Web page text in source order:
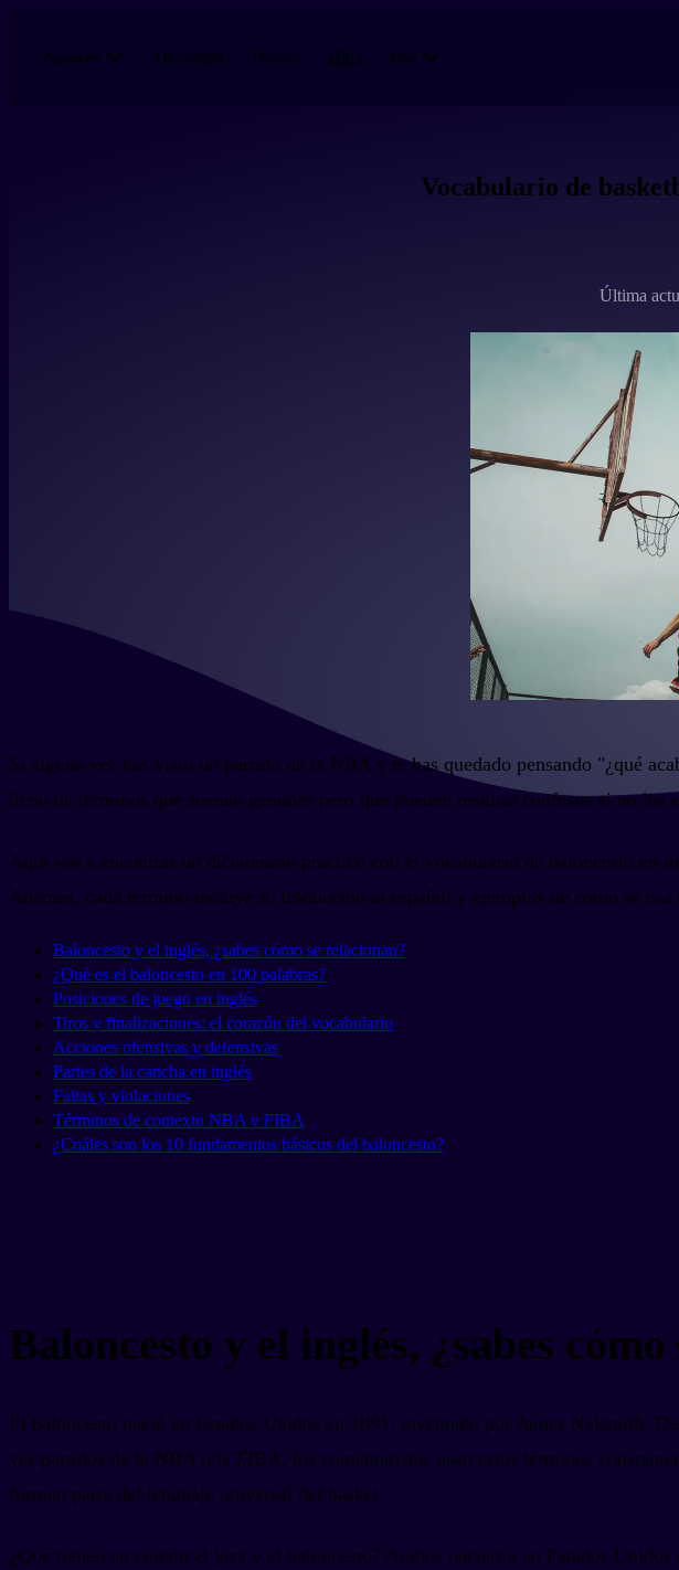
Aprender Descargar Precios Blog Más
Vocabulario de
Última
Si alguna vez has visto un partido de la NBA y te has quedado pensando "¿qué
lleno de términos que suenan geniales pero que pueden resultar confusos si no los
Aquí vas a encontrar un diccionario práctico con el vocabulario de baloncesto en
Además, cada término incluye su traducción al español y ejemplos de cómo se
Baloncesto y el inglés, ¿sabes cómo se relacionan?
¿Qué es el baloncesto en 100 palabras?
Posiciones de juego en inglés
Tiros y finalizaciones: el corazón del vocabulario
Acciones ofensivas y defensivas
Partes de la cancha en inglés
Faltas y violaciones
Términos de contexto NBA y FIBA
¿Cuáles son los 10 fundamentos básicos del baloncesto?
Baloncesto y el inglés, ¿sabes
El baloncesto nació en Estados Unidos en 1891, inventado por James Naismith.
ves partidos de la NBA o la FIBA, los comentaristas usan estos términos
forman parte del lenguaje universal del basket.
¿Qué tienen en común el jazz y el baloncesto? Ambos nacieron en Estados